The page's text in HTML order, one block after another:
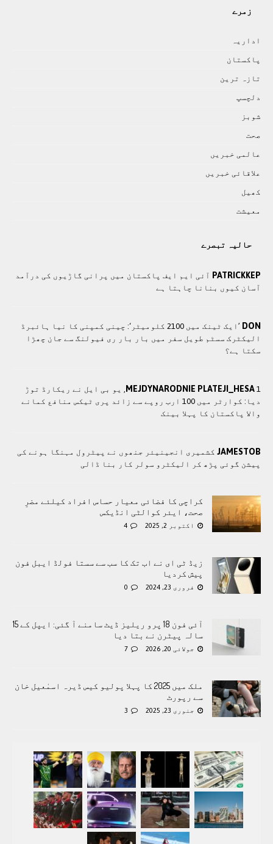
زمرے
اداريہ
پاکستان
تازہ ترين
دلچسپ
شوبز
صحت
عالمی خبريں
علاقائی خبريں
کھيل
معيشت
حالیہ تبصرے
PATRICKKEP آئی ایم ایف پاکستان میں پرانی گاڑیوں کی درآمد
آسان کیوں بنانا چاہتا ہے
DON
’ایک ٹینک میں 2100 کلومیٹر‘: چینی کمپنی کا نیا ہائبرڈ
الیکٹرک سسٹم طویل سفر میں بار بار ری فیولنگ سے جان چھڑا
سکتا ہے؟
MEJDYNARODNIE PLATEJI_HESA1, یو بی ایل نے ریکارڈ توڑ
دیا: کوارٹر میں 100 ارب روپے سے زائد پری ٹیکس منافع کمانے
والا پاکستان کا پہلا بینک
JAMESTOB کشمیری انجینیئر جنھوں نے پیٹرول مہنگا ہونے کی
پیشن گوئی پڑھ کر الیکٹرو سولر کار بنا ڈالی
کراچی کا فضائی معیار حساس افراد کیلئے مضرِ
صحت، ایئر کوالٹی انڈیکس
اکتوبر 2, 2025 4
زیڈ ٹی ای نے اب تک کا سب سے سستا فولڈ ایبل فون
پیش کردیا
فروری 23, 2024 0
آئی فون 18 پرو ریلیز ڈیٹ سامنے آ گئی: ایپل کے 15
سالہ پیٹرن نے بتا دیا
جولائی 20, 2026 7
ملک میں 2025 کا پہلا پولیو کیس ڈیرہ اسمٰعیل خان
سے رپورٹ
جنوری 23, 2025 3